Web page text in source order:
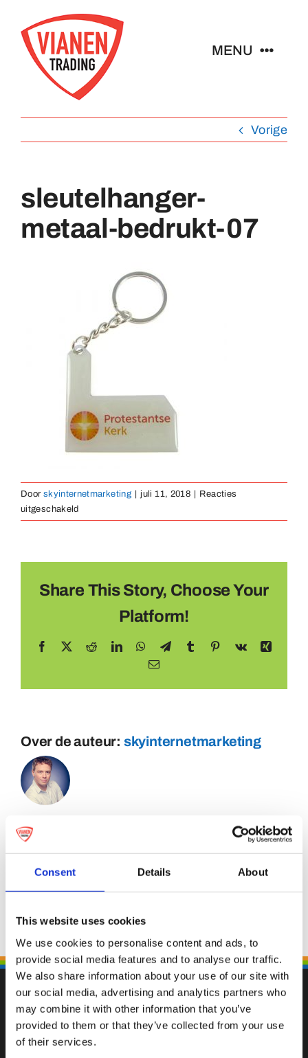
Consent Details About
This website uses cookies
We use cookies to personalise content and ads, to
provide social media features and to analyse our traffic.
We also share information about your use of our site with
our social media, advertising and analytics partners who
may combine it with other information that you’ve
provided to them or that they’ve collected from your use
of their services.
naar
inhoud
MENU
Pins
Abzeichen
Schlüsselanhänger
Vorige
sleutelhanger-
metaal-bedrukt-07
Door skyinternetmarketing | juli 11, 2018 | Reacties
uitgeschakeldvoor
sleutelhanger-
Share This Story, Choose Your
Platform!
Facebook RedditLinkedInWhatsApp
TelegramTumblr Pinterest
Vk
Xing
E-
Over de auteur: skyinternetmarketing
Fallen Sie mit einzigartigen